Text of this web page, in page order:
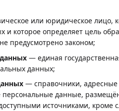
или юридическое лицо,
и которое определяет цель
предусмотрено законом;
— единая
данных;
— справочники, адресные
данные,
источниками, кроме